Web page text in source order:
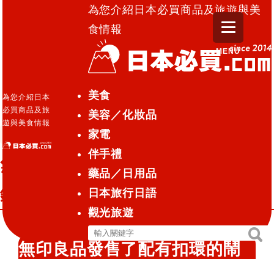
為您介紹日本
必買商品及旅
遊與美食情報
為您介紹日本必買商品及旅遊與美
食情報
美食
美容／化妝品
家電
伴手禮
藥品／日用品
日本旅行日語
觀光旅遊
搜
尋
搜
MENU
鬧鐘』
2015.04.14
無印良品『方便隨身攜帶的扣環鬧
鐘』
無印良品發售了配有扣環的鬧